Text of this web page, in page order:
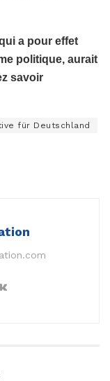
a pour effet
politique, aurait
savoir
für Deutschland